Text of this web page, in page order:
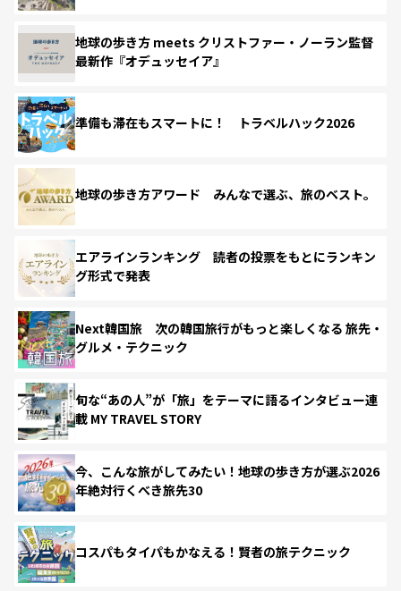
地球の歩き方 meets クリストファー・ノーラン監督
最新作『オデュッセイア』
準備も滞在もスマートに！ トラベルハック2026
地球の歩き方アワード みんなで選ぶ、旅のベスト。
エアラインランキング 読者の投票をもとにランキン
グ形式で発表
Next韓国旅 次の韓国旅行がもっと楽しくなる 旅先・
グルメ・テクニック
旬な“あの人”が「旅」をテーマに語るインタビュー連
載 MY TRAVEL STORY
今、こんな旅がしてみたい！地球の歩き方が選ぶ2026
年絶対行くべき旅先30
コスパもタイパもかなえる！賢者の旅テクニック